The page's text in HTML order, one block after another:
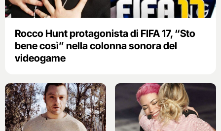
Rocco Hunt protagonista di FIFA 17, “Sto
bene così” nella colonna sonora del
videogame